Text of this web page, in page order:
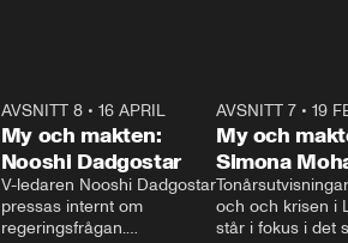
AVSNITT 8• 16 APRIL
My och makten:
Nooshi Dadgostar
V-ledaren Nooshi Dadgostar
pressas internt om
regeringsfrågan.
AVSNITT 7• 19
My och
Simona
och och krisen i
står i fokus i det